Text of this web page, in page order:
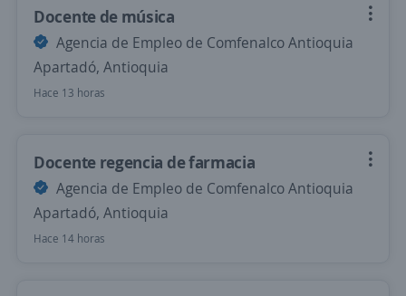
Docente de música
Agencia de Empleo de Comfenalco Antioquia
Apartadó, Antioquia
Hace 13 horas
Docente regencia de farmacia
Agencia de Empleo de Comfenalco Antioquia
Apartadó, Antioquia
Hace 14 horas